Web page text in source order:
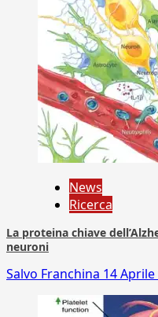
News
Ricerca
La proteina chiave
neuroni
Salvo Franchina 14 Aprile